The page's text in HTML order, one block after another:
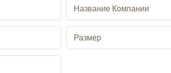
Название Компании
Размер